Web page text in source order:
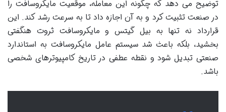
توضیح می دهد که چگونه این معامله، موقعیت مایکروسافت را
در صنعت تثبیت کرد و به آن اجازه داد تا به سرعت رشد کند. این
قرارداد نه تنها به بیل گیتس و مایکروسافت ثروت هنگفتی
بخشید، بلکه باعث شد سیستم عامل مایکروسافت به استاندارد
صنعتی تبدیل شود و نقطه عطفی در تاریخ کامپیوترهای شخصی
باشد.